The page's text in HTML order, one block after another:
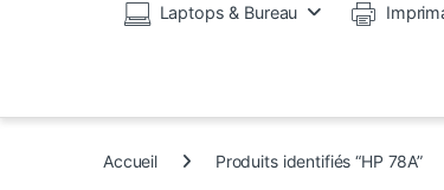
Laptops & Bureau
Accueil Produits identifiés “HP 78A”